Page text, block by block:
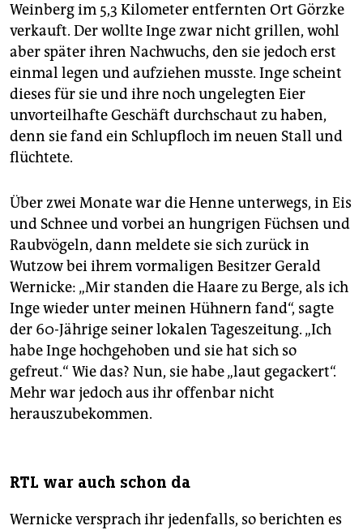
Weinberg im 5,3 Kilometer entfernten Ort Görzke
verkauft. Der wollte Inge zwar nicht grillen, wohl
aber später ihren Nachwuchs, den sie jedoch erst
einmal legen und aufziehen musste. Inge scheint
dieses für sie und ihre noch ungelegten Eier
unvorteilhafte Geschäft durchschaut zu haben,
denn sie fand ein Schlupfloch im neuen Stall und
flüchtete.
Über zwei Monate war die Henne unterwegs, in Eis
und Schnee und vorbei an hungrigen Füchsen und
Raubvögeln, dann meldete sie sich zurück in
Wutzow bei ihrem vormaligen Besitzer Gerald
Wernicke: „Mir standen die Haare zu Berge, als ich
Inge wieder unter meinen Hühnern fand“, sagte
der 60-Jährige seiner lokalen Tageszeitung. „Ich
habe Inge hochgehoben und sie hat sich so
gefreut.“ Wie das? Nun, sie habe „laut gegackert“.
Mehr war jedoch aus ihr offenbar nicht
herauszubekommen.
RTL war auch schon da
Wernicke versprach ihr jedenfalls, so berichten es